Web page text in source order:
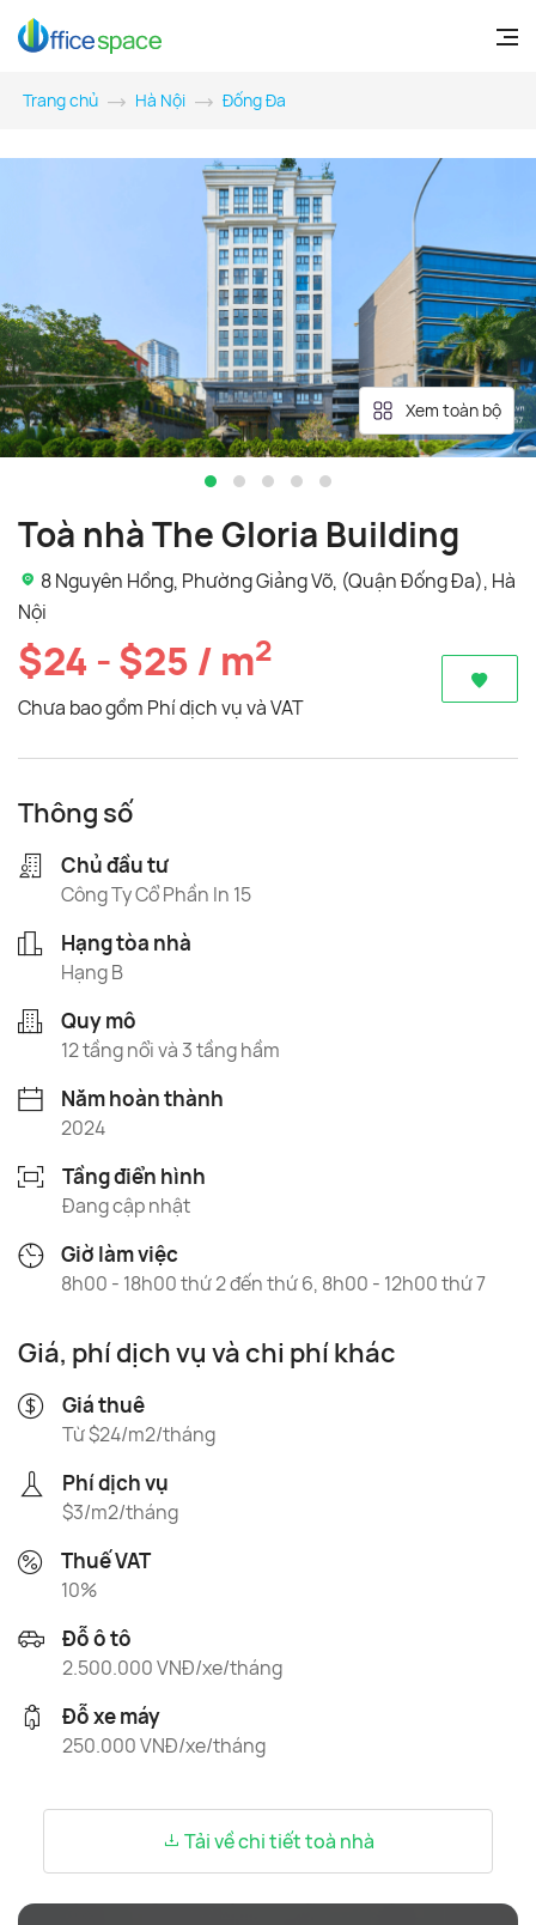
Trang chủ Hà Nội Đống Đa
Xem toàn bộ
Toà nhà The Gloria Building
8 Nguyên Hồng, Phường Giảng Võ, (Quận Đống Đa), Hà
Nội
$24 - $25 / m2
Chưa bao gồm Phí dịch vụ và VAT
Thông số
Chủ đầu tư
Công Ty Cổ Phần In 15
Hạng tòa nhà
Hạng B
Quy mô
12 tầng nổi và 3 tầng hầm
Năm hoàn thành
2024
Tầng điển hình
Đang cập nhật
Giờ làm việc
8h00 - 18h00 thứ 2 đến thứ 6, 8h00 - 12h00 thứ 7
Giá, phí dịch vụ và chi phí khác
Giá thuê
Từ $24/m2/tháng
Phí dịch vụ
$3/m2/tháng
Thuế VAT
10%
Đỗ ô tô
2.500.000 VNĐ/xe/tháng
Đỗ xe máy
250.000 VNĐ/xe/tháng
Tải về chi tiết toà nhà